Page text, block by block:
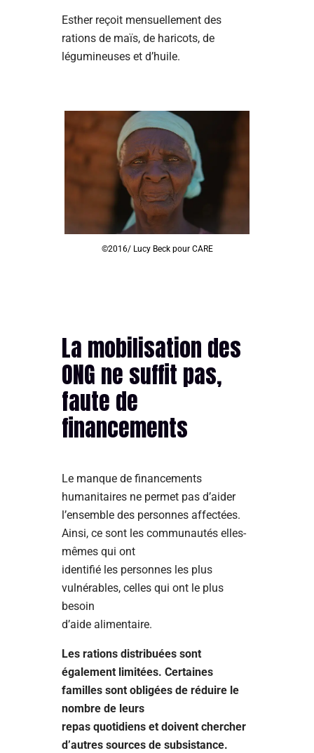
Esther reçoit mensuellement des
rations de maïs, de haricots, de
légumineuses et d’huile.
©2016/ Lucy Beck pour CARE
La mobilisation des
ONG ne suffit pas,
faute de
financements
Le manque de financements
humanitaires ne permet pas d’aider
l’ensemble des personnes affectées.
Ainsi, ce sont les communautés elles-
mêmes qui ont
identifié les personnes les plus
vulnérables, celles qui ont le plus
besoin
d’aide alimentaire.
Les rations distribuées sont
également limitées. Certaines
familles sont obligées de réduire le
nombre de leurs
repas quotidiens et doivent chercher
d’autres sources de subsistance.